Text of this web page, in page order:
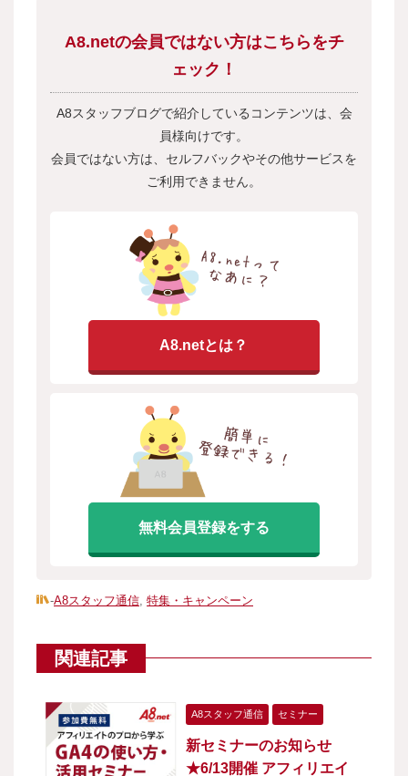
A8.netの会員ではない方はこちらをチ
ェック！
A8スタッフブログで紹介しているコンテンツは、会
員様向けです。
会員ではない方は、セルフバックやその他サービスを
ご利用できません。
A8.netとは？
無料会員登録をする
-A8スタッフ通信 特集・キャンペーン
関連記事
A8スタッフ通信 セミナー
新セミナーのお知らせ
★6/13開催 アフィリエイ